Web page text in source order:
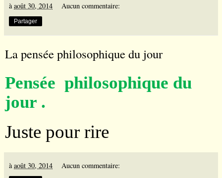
à août 30, 2014 Aucun commentaire:
Partager
La pensée philosophique du jour
Pensée philosophique du
jour .
Juste pour rire
àaoût 30, 2014 Aucun commentaire: